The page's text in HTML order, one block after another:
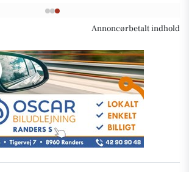
Annoncørbetalt indhold